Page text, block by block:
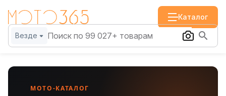
Каталог
Везде
МОТО-КАТАЛОГ